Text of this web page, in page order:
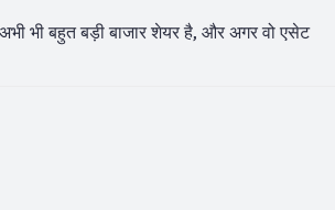
भी बहुत बड़ी बाजार शेयर है, और अगर वो एसेट